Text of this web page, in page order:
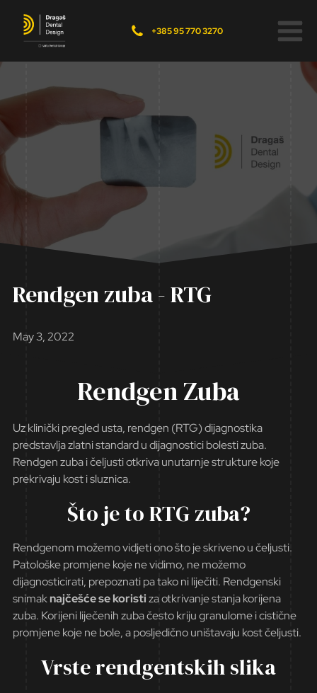
+385 95 770 3270
Rendgen zuba - RTG
May 3, 2022
Rendgen Zuba
Uz klinički pregled usta, rendgen (RTG) dijagnostika
predstavlja zlatni standard u dijagnostici bolesti zuba.
Rendgen zuba i čeljusti otkriva unutarnje strukture koje
prekrivaju kost i sluznica.
Što je to RTG zuba?
Rendgenom možemo vidjeti ono što je skriveno u čeljusti.
Patološke promjene koje ne vidimo, ne možemo
dijagnosticirati, prepoznati pa tako ni liječiti. Rendgenski
snimaknajčešće se koristiza otkrivanje stanja korijena
zuba. Korijeni liječenih zuba često kriju granulome i cistične
promjene koje ne bole, a posljedično uništavaju kost čeljusti.
Vrste rendgentskih slika